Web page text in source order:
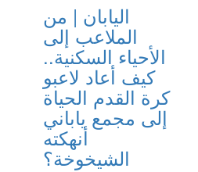
اليابان | من
الملاعب إلى
الأحياء السكنية..
كيف أعاد لاعبو
كرة القدم الحياة
إلى مجمع ياباني
أنهكته
الشيخوخة؟